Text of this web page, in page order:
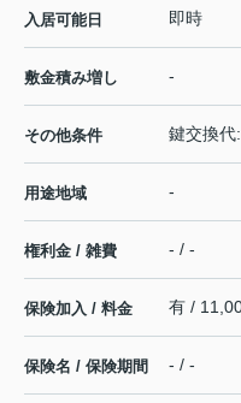
入居可能日 即時
敷金積み増し -
その他条件 鍵交換代
用途地域 -
権利金 / 雑費 - / -
保険加入 / 料金 有 /
保険名 / 保険期間 - / -